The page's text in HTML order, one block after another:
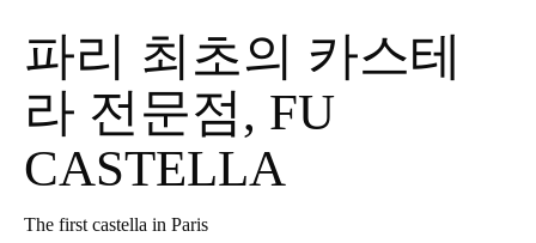
파리 최초의 카스테
라 전문점, FU
CASTELLA
The first castella in Paris